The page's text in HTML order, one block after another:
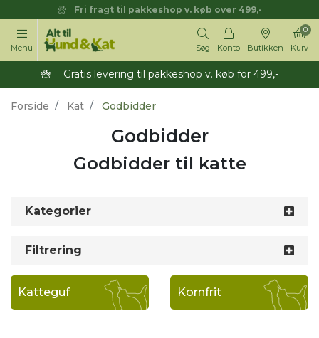
Fri fragt til pakkeshop v. køb over 499,-
Menu Søg Konto Butikken Kurv
0
Gratis levering til pakkeshop v. køb for 499,-
Forside Kat Godbidder
Godbidder
Godbidder til katte
Kategorier
Filtrering
Katteguf Kornfrit